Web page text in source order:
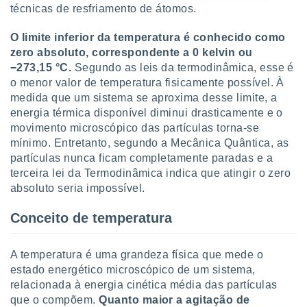
website,
analisar o
ou
Pode
de
através
nós e
técnicas de resfriamento de átomos.
O limite inferior da temperatura é conhecido como
zero absoluto, correspondente a 0 kelvin ou
−273,15 °C. Segundo as leis da termodinâmica, esse é
o menor valor de temperatura fisicamente possível. À
medida que um sistema se aproxima desse limite, a
energia térmica disponível diminui drasticamente e o
movimento microscópico das partículas torna-se
mínimo. Entretanto, segundo a Mecânica Quântica, as
partículas nunca ficam completamente paradas e a
terceira lei da Termodinâmica indica que atingir o zero
absoluto seria impossível.
Conceito de temperatura
A temperatura é uma grandeza física que mede o
estado energético microscópico de um sistema,
relacionada à energia cinética média das partículas
que o compõem.Quanto maior a agitação de